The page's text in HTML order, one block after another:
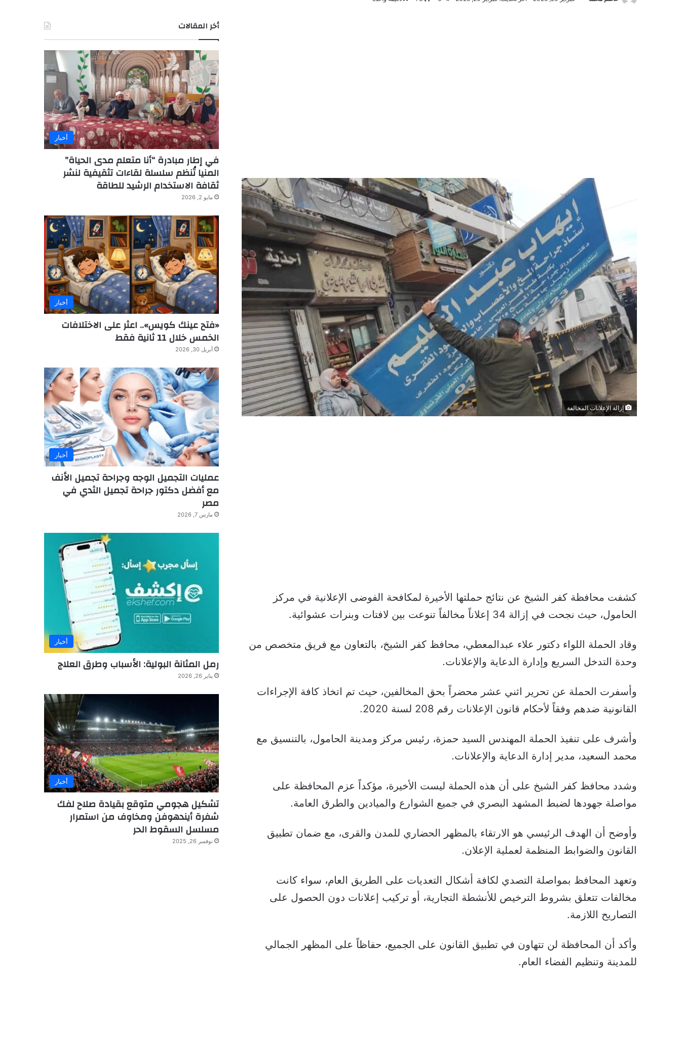
إزالة الإعلانات المخالفة
كشفت محافظة كفر الشيخ عن نتائج حملتها الأخيرة لمكافحة الفوضى الإعلانية في مركز
الحامول، حيث نجحت في إزالة 34 إعلاناً مخالفاً تنوعت بين لافتات وبنرات عشوائية.
وقاد الحملة اللواء دكتور علاء عبدالمعطي، محافظ كفر الشيخ، بالتعاون مع فريق متخصص من
وحدة التدخل السريع وإدارة الدعاية والإعلانات.
وأسفرت الحملة عن تحرير اثني عشر محضراً بحق المخالفين، حيث تم اتخاذ كافة الإجراءات
القانونية ضدهم وفقاً لأحكام قانون الإعلانات رقم 208 لسنة 2020.
وأشرف على تنفيذ الحملة المهندس السيد حمزة، رئيس مركز ومدينة الحامول، بالتنسيق مع
محمد السعيد، مدير إدارة الدعاية والإعلانات.
وشدد محافظ كفر الشيخ على أن هذه الحملة ليست الأخيرة، مؤكداً عزم المحافظة على
مواصلة جهودها لضبط المشهد البصري في جميع الشوارع والميادين والطرق العامة.
وأوضح أن الهدف الرئيسي هو الارتقاء بالمظهر الحضاري للمدن والقرى، مع ضمان تطبيق
القانون والضوابط المنظمة لعملية الإعلان.
وتعهد المحافظ بمواصلة التصدي لكافة أشكال التعديات على الطريق العام، سواء كانت
مخالفات تتعلق بشروط الترخيص للأنشطة التجارية، أو تركيب إعلانات دون الحصول على
التصاريح اللازمة.
وأكد أن المحافظة لن تتهاون في تطبيق القانون على الجميع، حفاظاً على المظهر الجمالي
للمدينة وتنظيم الفضاء العام.
أخر المقالات
أخبار
في إطار مبادرة “أنا متعلم مدى الحياة”
المنيا تُنظم سلسلة لقاءات تثقيفية لنشر
ثقافة الاستخدام الرشيد للطاقة
مايو 2, 2026
أخبار
«فتح عينك كويس».. اعثر على الاختلافات
الخمس خلال 11 ثانية فقط
أبريل 30, 2026
أخبار
عمليات التجميل الوجه وجراحة تجميل الأنف
مع أفضل دكتور جراحة تجميل الثدي في
مصر
مارس 7, 2026
أخبار
رمل المثانة البولية: الأسباب وطرق العلاج
يناير 26, 2026
أخبار
تشكيل هجومي متوقع بقيادة صلاح لفك
شفرة أيندهوفن ومخاوف من استمرار
مسلسل السقوط الحر
نوفمبر 26, 2025